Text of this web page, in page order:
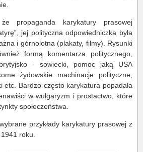
propaganda karykatury prasowej
jej polityczna odpowiedniczka była
i górnolotna (plakaty, filmy). Rysunki
formą komentarza politycznego,
- sowiecki, pomoc jaką USA
żydowskie machinacje polityczne,
etc. Bardzo często karykatura popadała
w wulgaryzm i prostactwo, które
społeczeństwa.
przykłady karykatury prasowej z
roku.